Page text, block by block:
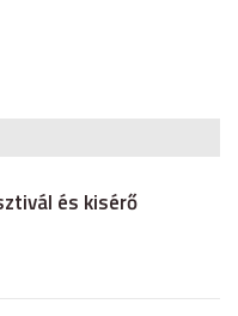
és kisérő